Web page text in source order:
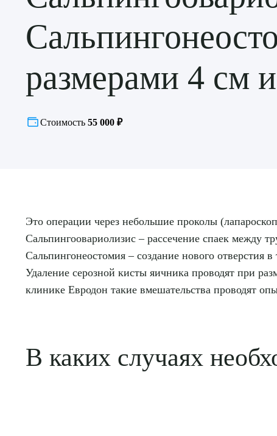
размерами 4 см
Стоимость 55 000 ₽
Это операции через небольшие проколы
Сальпингоовариолизис – рассечение спаек между
Сальпингонеостомия – создание нового отверстия
Удаление серозной кисты яичника проводят при
клинике Евродон такие вмешательства проводят
В каких случаях